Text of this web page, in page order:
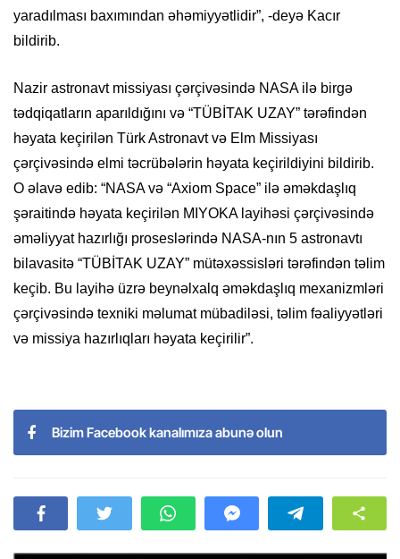
yaradılması baxımından əhəmiyyətlidir”, -deyə Kacır
bildirib.
Nazir astronavt missiyası çərçivəsində NASA ilə birgə
tədqiqatların aparıldığını və “TÜBİTAK UZAY” tərəfindən
həyata keçirilən Türk Astronavt və Elm Missiyası
çərçivəsində elmi təcrübələrin həyata keçirildiyini bildirib.
O əlavə edib: “NASA və “Axiom Space” ilə əməkdaşlıq
şəraitində həyata keçirilən MIYOKA layihəsi çərçivəsində
əməliyyat hazırlığı proseslərində NASA-nın 5 astronavtı
bilavasitə “TÜBİTAK UZAY” mütəxəssisləri tərəfindən təlim
keçib. Bu layihə üzrə beynəlxalq əməkdaşlıq mexanizmləri
çərçivəsində texniki məlumat mübadiləsi, təlim fəaliyyətləri
və missiya hazırlıqları həyata keçirilir”.
Bizim Facebook kanalımıza abunə olun